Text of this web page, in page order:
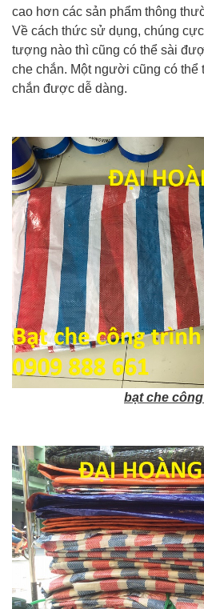
cao hơn các sản phẩm thông
Về cách thức sử dụng, chúng
tượng nào thì cũng có thể sài
che chắn. Một người cũng có thể
chắn được dễ dàng.
bạt che